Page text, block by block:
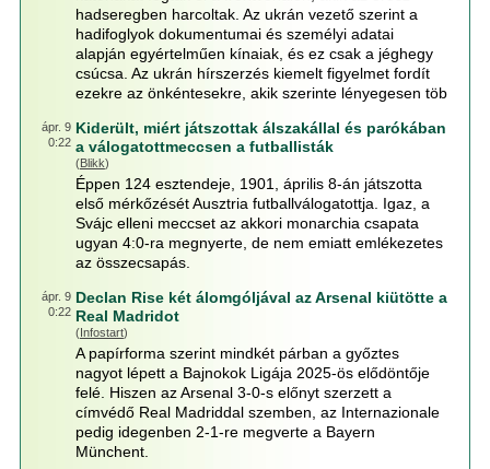
hadseregben harcoltak. Az ukrán vezető szerint a
hadifoglyok dokumentumai és személyi adatai
alapján egyértelműen kínaiak, és ez csak a jéghegy
csúcsa. Az ukrán hírszerzés kiemelt figyelmet fordít
ezekre az önkéntesekre, akik szerinte lényegesen töb
ápr. 9
0:22
Kiderült, miért játszottak álszakállal és parókában
a válogatottmeccsen a futballisták
(Blikk)
Éppen 124 esztendeje, 1901, április 8-án játszotta
első mérkőzését Ausztria futballválogatottja. Igaz, a
Svájc elleni meccset az akkori monarchia csapata
ugyan 4:0-ra megnyerte, de nem emiatt emlékezetes
az összecsapás.
ápr. 9
0:22
Declan Rise két álomgóljával az Arsenal kiütötte a
Real Madridot
(Infostart)
A papírforma szerint mindkét párban a győztes
nagyot lépett a Bajnokok Ligája 2025-ös elődöntője
felé. Hiszen az Arsenal 3-0-s előnyt szerzett a
címvédő Real Madriddal szemben, az Internazionale
pedig idegenben 2-1-re megverte a Bayern
Münchent.